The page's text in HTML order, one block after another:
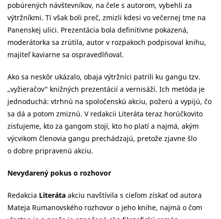
pobúrených návštevníkov, na čele s autorom, vybehli za
výtržníkmi. Tí však boli preč, zmizli kdesi vo večernej tme na
Panenskej ulici. Prezentácia bola definitívne pokazená,
moderátorka sa zrútila, autor v rozpakoch podpisoval knihu,
majiteľ kaviarne sa ospravedlňoval.
Ako sa neskôr ukázalo, obaja výtržníci patrili ku gangu tzv.
„vyžieračov“ knižných prezentácií a vernisáží. Ich metóda je
jednoduchá: vtrhnú na spoločenskú akciu, požerú a vypijú, čo
sa dá a potom zmiznú. V redakcii Literáta teraz horúčkovito
zisťujeme, kto za gangom stojí, kto ho platí a najmä, akým
výcvikom členovia gangu prechádzajú, pretože zjavne šlo
o dobre pripravenú akciu.
Nevydarený pokus o rozhovor
Redakcia Literáta akciu navštívila s cieľom získať od autora
Mateja Rumanovského rozhovor o jeho knihe, najmä o čom